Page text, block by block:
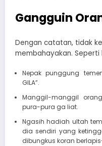
Gangguin
Dengan catatan, tidak
membahayakan.
Nepak punggung
GILA”.
Manggil-manggil
pura-pura ga liat.
Ngasih hadiah ultah
dia sendiri yang
dibungkus koran